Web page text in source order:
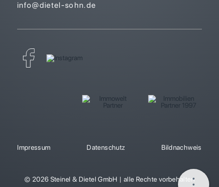
info@dietel-sohn.de
Impressum Datenschutz Bildnachweis
© 2026 Steinel & Dietel GmbH | alle Rechte vorbehalten